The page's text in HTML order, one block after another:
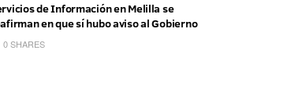
de Información en Melilla se
en que sí hubo aviso al Gobierno
0 SHARES